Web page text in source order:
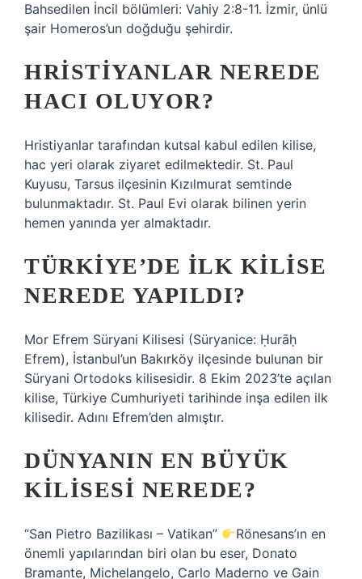
Bahsedilen İncil bölümleri: Vahiy 2:8-11. İzmir, ünlü
şair Homeros’un doğduğu şehirdir.
HRISTIYANLAR NEREDE
HACI OLUYOR?
Hristiyanlar tarafından kutsal kabul edilen kilise,
hac yeri olarak ziyaret edilmektedir. St. Paul
Kuyusu, Tarsus ilçesinin Kızılmurat semtinde
bulunmaktadır. St. Paul Evi olarak bilinen yerin
hemen yanında yer almaktadır.
TÜRKIYE’DE ILK KILISE
NEREDE YAPILDI?
Mor Efrem Süryani Kilisesi (Süryanice: Ḥurāḥ
Efrem), İstanbul’un Bakırköy ilçesinde bulunan bir
Süryani Ortodoks kilisesidir. 8 Ekim 2023’te açılan
kilise, Türkiye Cumhuriyeti tarihinde inşa edilen ilk
kilisedir. Adını Efrem’den almıştır.
DÜNYANIN EN BÜYÜK
KILISESI NEREDE?
“San Pietro Bazilikası – Vatikan”
Rönesans’ın en
önemli yapılarından biri olan bu eser, Donato
Bramante, Michelangelo, Carlo Maderno ve Gain